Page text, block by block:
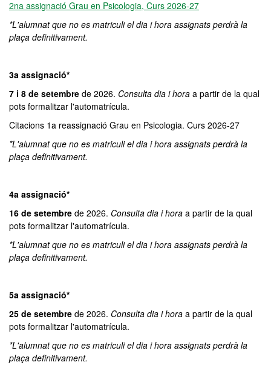
2na assignació Grau en Psicologia, Curs 2026-27
*L'alumnat que no es matriculi el dia i hora assignats perdrà la
plaça definitivament.
3a assignació*
7 i 8 de setembre de 2026. Consulta dia i hora a partir de la qual
pots formalitzar l'automatrícula.
Citacions 1a reassignació Grau en Psicologia. Curs 2026-27
*L'alumnat que no es matriculi el dia i hora assignats perdrà la
plaça definitivament.
4a assignació*
16 de setembre de 2026. Consulta dia i hora a partir de la qual
pots formalitzar l'automatrícula.
*L'alumnat que no es matriculi el dia i hora assignats perdrà la
plaça definitivament.
5a assignació*
25 de setembre de 2026. Consulta dia i hora a partir de la qual
pots formalitzar l'automatrícula.
*L'alumnat que no es matriculi el dia i hora assignats perdrà la
plaça definitivament.